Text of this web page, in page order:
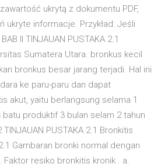
ukrytą z dokumentu PDF,
ukryte informacje. Przykład: Jeśli
II TINJAUAN PUSTAKA 2.1
Sumatera Utara. bronkus kecil
bronkus besar jarang terjadi. Hal ini
ke paru-paru dan dapat
akut, yaitu berlangsung selama 1
produktif 3 bulan selam 2 tahun
PUSTAKA 2.1 Bronkitis
Gambaran bronki normal dengan
resiko bronkitis kronik . a.